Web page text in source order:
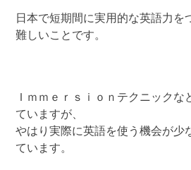
日本で短期間に実用的な英語力を
難しいことです。
Ｉｍｍｅｒｓｉｏｎテクニック
ていますが、
やはり実際に英語を使う機会が少
ています。